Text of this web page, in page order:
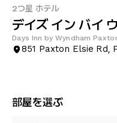
2つ星 ホテル
デイズ イン バイ
Days Inn by Wyndham
851 Paxton Elsie Rd,
部屋を選ぶ